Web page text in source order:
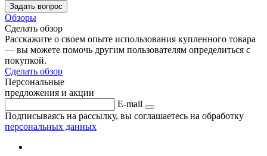
Задать вопрос
Обзоры
Сделать обзор
Расскажите о своем опыте использования купленного товара
— вы можете помочь другим пользователям определиться с
покупкой.
Сделать обзор
Персональные
предложения и акции
E-mail
Подписываясь на рассылку, вы соглашаетесь на обработку
персональных данных